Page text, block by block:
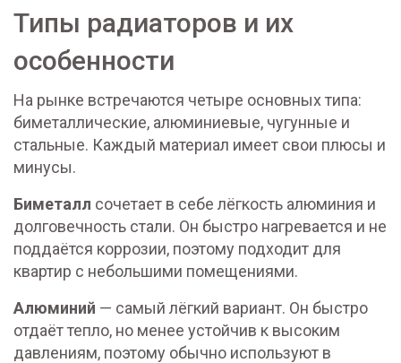
Типы радиаторов и их
особенности
На рынке встречаются четыре основных типа:
биметаллические, алюминиевые, чугунные и
стальные. Каждый материал имеет свои плюсы и
минусы.
Биметалл сочетает в себе лёгкость алюминия и
долговечность стали. Он быстро нагревается и не
поддаётся коррозии, поэтому подходит для
квартир с небольшими помещениями.
Алюминий — самый лёгкий вариант. Он быстро
отдаёт тепло, но менее устойчив к высоким
давлениям, поэтому обычно используют в